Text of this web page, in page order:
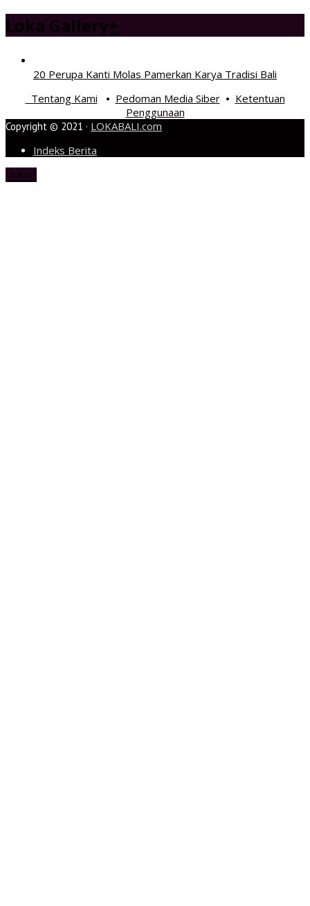
Loka Gallery+
20 Perupa Kanti Molas Pamerkan Karya Tradisi Bali
Tentang Kami • Pedoman Media Siber• Ketentuan
Penggunaan
Copyright © 2021 · LOKABALI.com
Indeks Berita
tutup